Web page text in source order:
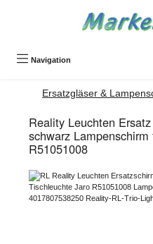
Navigation
Ersatzgläser &
Reality Leuchten
schwarz
R51051008
Bildergalerie überspringen